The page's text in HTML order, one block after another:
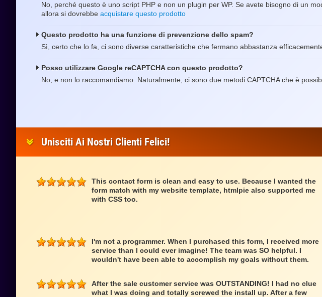
No, perché questo è uno script PHP e non un plugin per WP. Se avete bisogno di un
allora si dovrebbe acquistare questo prodotto
Questo prodotto ha una funzione di prevenzione dello spam?
Sì, certo che lo fa, ci sono diverse caratteristiche che fermano abbastanza
Posso utilizzare Google reCAPTCHA con questo prodotto?
No, e non lo raccomandiamo. Naturalmente, ci sono due metodi CAPTCHA che è
Unisciti Ai Nostri Clienti Felici!
This contact form is clean and easy to use. Because I wanted the
form match with my website template, htmlpie also supported me
with CSS too.
I'm not a programmer. When I purchased this form, I received more
service than I could ever imagine! The team was SO helpful. I
wouldn't have been able to accomplish my goals without them.
After the sale customer service was OUTSTANDING! I had no clue
what I was doing and totally screwed the install up. After a few